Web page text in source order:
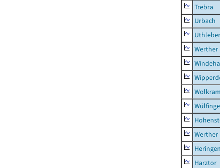
Trebra
Urbach
Werther
Werther
Harztor